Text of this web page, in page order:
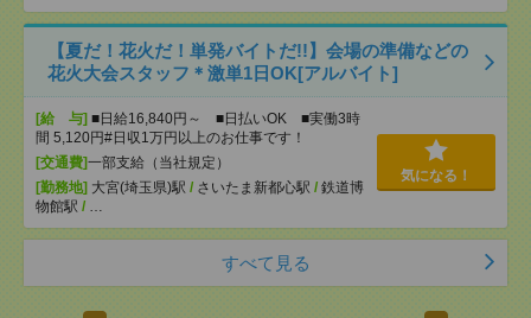
【夏だ！花火だ！単発バイトだ!!】会場の準備などの
花火大会スタッフ＊激単1日OK[アルバイト]
[給 与] ■日給16,840円～ ■日払いOK ■実働3時
間 5,120円#日収1万円以上のお仕事です！
[交通費]一部支給（当社規定）
[勤務地] 大宮(埼玉県)駅 / さいたま新都心駅 / 鉄道博
物館駅 / …
気になる！
すべて見る